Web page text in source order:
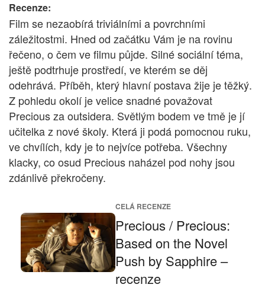
Recenze:
Film se nezaobírá triviálními a povrchními
záležitostmi. Hned od začátku Vám je na rovinu
řečeno, o čem ve filmu půjde. Silné sociální téma,
ještě podtrhuje prostředí, ve kterém se děj
odehrává. Příběh, který hlavní postava žije je těžký.
Z pohledu okolí je velice snadné považovat
Precious za outsidera. Světlým bodem ve tmě je jí
učitelka z nové školy. Která ji podá pomocnou ruku,
ve chvílích, kdy je to nejvíce potřeba. Všechny
klacky, co osud Precious naházel pod nohy jsou
zdánlivě překročeny.
CELÁ RECENZE
Precious / Precious:
Based on the Novel
Push by Sapphire –
recenze